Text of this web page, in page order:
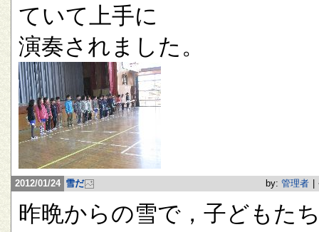
ていて上手に
演奏されました。
2012/01/24 雪だ by: 管理者
昨晩からの雪で，子どもた